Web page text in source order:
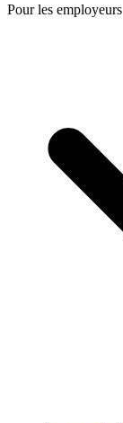
Pour les employeurs